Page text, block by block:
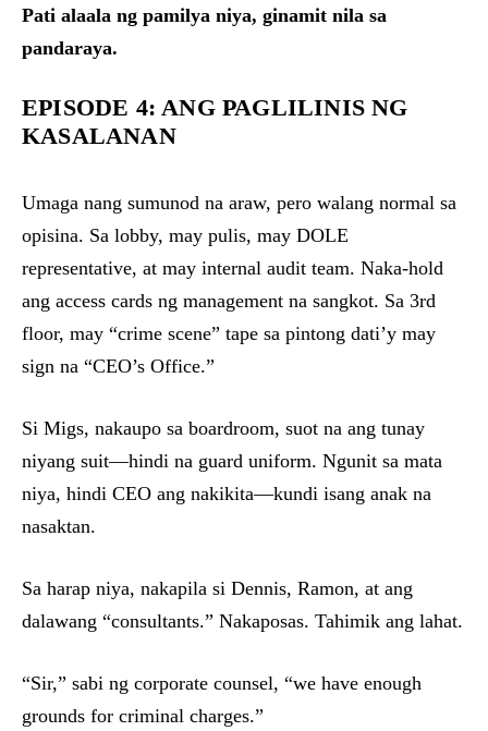
Pati alaala ng pamilya niya, ginamit nila sa
pandaraya.
EPISODE 4: ANG PAGLILINIS NG
KASALANAN
Umaga nang sumunod na araw, pero walang normal sa
opisina. Sa lobby, may pulis, may DOLE
representative, at may internal audit team. Naka-hold
ang access cards ng management na sangkot. Sa 3rd
floor, may “crime scene” tape sa pintong dati’y may
sign na “CEO’s Office.”
Si Migs, nakaupo sa boardroom, suot na ang tunay
niyang suit—hindi na guard uniform. Ngunit sa mata
niya, hindi CEO ang nakikita—kundi isang anak na
nasaktan.
Sa harap niya, nakapila si Dennis, Ramon, at ang
dalawang “consultants.” Nakaposas. Tahimik ang lahat.
“Sir,” sabi ng corporate counsel, “we have enough
grounds for criminal charges.”